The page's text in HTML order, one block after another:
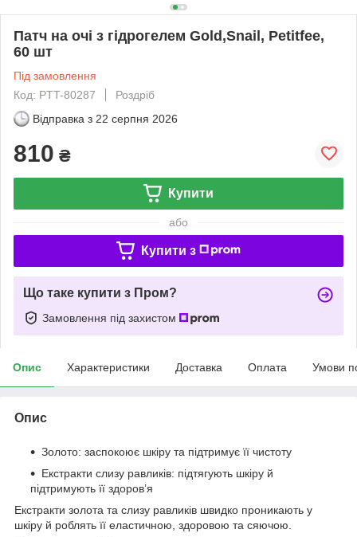
Патч на очі з гідрогелем Gold,Snail, Petitfee,
60 шт
Під замовлення
Код: PTT-80287
Роздріб
Відправка з 22 серпня 2026
810 ₴
Купити
або
Купити з
Що таке купити з Пром?
Замовлення під захистом
Опис Характеристики Доставка Оплата Умови
Опис
Золото: заспокоює шкіру та підтримує її чистоту
Екстракти слизу равликів: підтягують шкіру й
підтримують її здоров’я
Екстракти золота та слизу равликів швидко проникають у
шкіру й роблять її еластичною, здоровою та сяючою.